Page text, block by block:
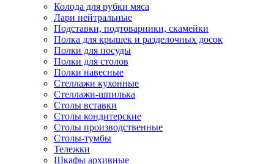
Колода для рубки мяса
Лари нейтральные
Подставки, подтоварники, скамейки
Полка для крышек и разделочных досок
Полки для посуды
Полки для столов
Полки навесные
Стеллажи кухонные
Стеллажи-шпилька
Столы вставки
Столы кондитерские
Столы производственные
Столы-тумбы
Тележки
Шкафы архивные